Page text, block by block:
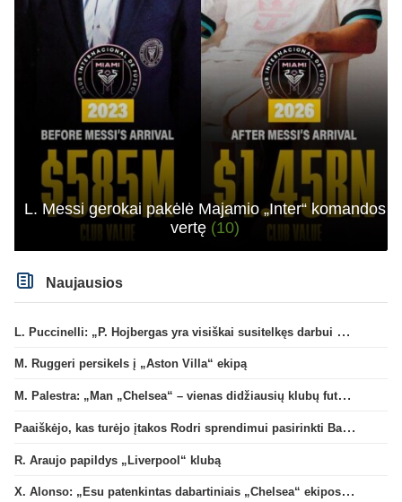
L. Messi gerokai pakėlė Majamio „Inter“ komandos
vertę (10)
Naujausios
L. Puccinelli: „P. Hojbergas yra visiškai susitelkęs darbui Marselyje“
M. Ruggeri persikels į „Aston Villa“ ekipą
M. Palestra: „Man „Chelsea“ – vienas didžiausių klubų futbole“
Paaiškėjo, kas turėjo įtakos Rodri sprendimui pasirinkti Barselonos pusę
R. Araujo papildys „Liverpool“ klubą
X. Alonso: „Esu patenkintas dabartiniais „Chelsea“ ekipos vartininkais“